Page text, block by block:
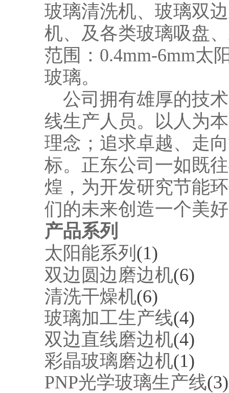
玻璃清洗机、玻璃双
机、及各类玻璃吸盘
范围：0.4mm-6mm太
玻璃。
公司拥有雄厚的技
线生产人员。以人为
理念；追求卓越、走
标。正东公司一如既
煌，为开发研究节能
们的未来创造一个美
产品系列
太阳能系列 (1)
双边圆边磨边机(6)
清洗干燥机(6)
玻璃加工生产线(4)
双边直线磨边机(4)
彩晶玻璃磨边机(1)
PNP光学玻璃生产线(3)